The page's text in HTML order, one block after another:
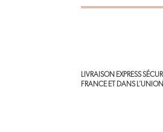
LIVRAISON EXPRESS
FRANCE ET DANS